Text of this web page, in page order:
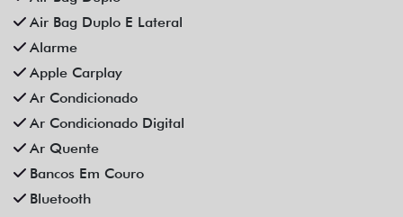
Central Multimídia
Central Multimídia Bluetooth
Chave Presencial
Chave Reserva
Comandos No Volante
Controle De Som No Volante
Câmera De Ré
Desembaçador Traseiro
Direção Assistida